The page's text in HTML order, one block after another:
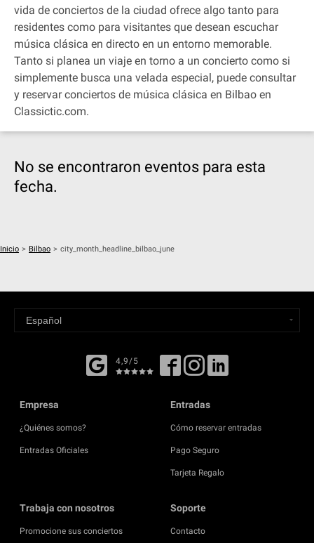
vida de conciertos de la ciudad ofrece algo tanto para
residentes como para visitantes que desean escuchar
música clásica en directo en un entorno memorable.
Tanto si planea un viaje en torno a un concierto como si
simplemente busca una velada especial, puede consultar
y reservar conciertos de música clásica en Bilbao en
Classictic.com.
No se encontraron eventos para esta
fecha.
Inicio > Bilbao > city_month_headline_bilbao_june
4,9/5
Empresa
¿Quiénes somos?
Entradas Oficiales
Entradas
Cómo reservar entradas
Pago Seguro
Tarjeta Regalo
Trabaja con nosotros
Promocione sus conciertos
Soporte
Contacto